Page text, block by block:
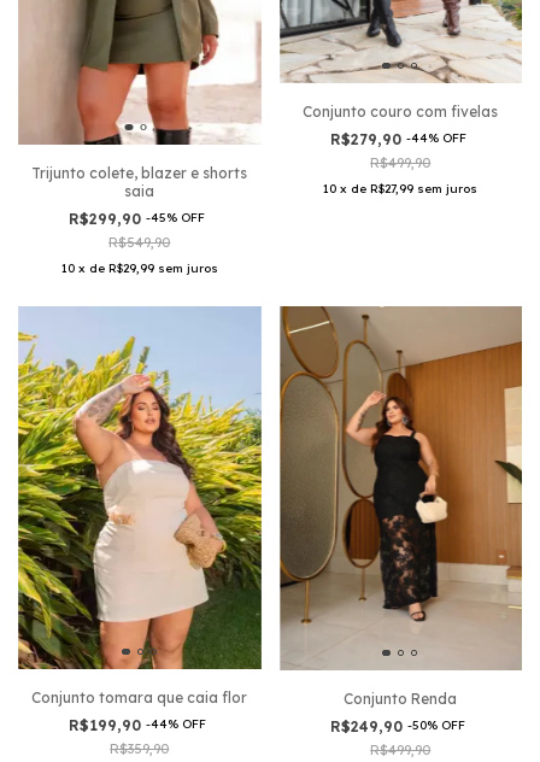
Trijunto colete, blazer e shorts
saia
R$299,90-45% OFF
R$549,90
10 x de R$29,99 sem juros
Conjunto couro com fivelas
R$279,90 -44% OFF
R$499,90
10 x deR$27,99 sem juros
Conjunto tomara que caia flor
R$199,90 -44% OFF
R$359,90
Conjunto Renda
R$249,90-50% OFF
R$499,90